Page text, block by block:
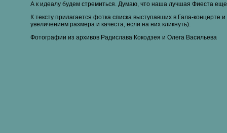
А к идеалу будем стремиться. Думаю, что наша лучшая Фиеста
К тексту прилагается фотка списка выступавших в Гала-концерте
увеличением размера и качеста, если на них кликнуть).
Фотографии из архивов Радислава Кокодзея и Олега Васильева